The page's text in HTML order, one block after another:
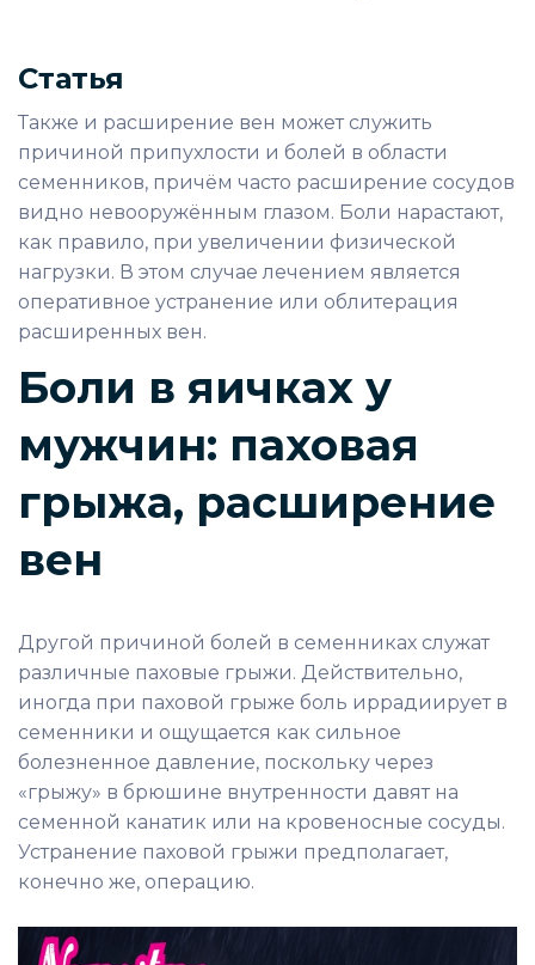
Статья
Также и расширение вен может служить
причиной припухлости и болей в области
семенников, причём часто расширение сосудов
видно невооружённым глазом. Боли нарастают,
как правило, при увеличении физической
нагрузки. В этом случае лечением является
оперативное устранение или облитерация
расширенных вен.
Боли в яичках у
мужчин: паховая
грыжа, расширение
вен
Другой причиной болей в семенниках служат
различные паховые грыжи. Действительно,
иногда при паховой грыже боль иррадиирует в
семенники и ощущается как сильное
болезненное давление, поскольку через
«грыжу» в брюшине внутренности давят на
семенной канатик или на кровеносные сосуды.
Устранение паховой грыжи предполагает,
конечно же, операцию.